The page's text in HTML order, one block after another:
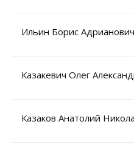
Ильин Борис
Казакевич Олег
Казаков Анатолий